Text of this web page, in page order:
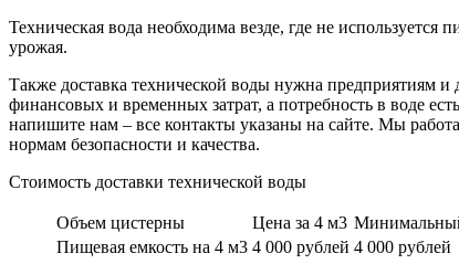
Техническая вода необходима везде, где не
урожая.
Также доставка технической воды нужна предприятиям
финансовых и временных затрат, а потребность в воде
напишите нам – все контакты указаны на сайте. Мы
нормам безопасности и качества.
Стоимость доставки технической воды
Объем цистерны Цена за 4 м3
Пищевая емкость на 4 м3 4 000 рублей 4 000 рублей